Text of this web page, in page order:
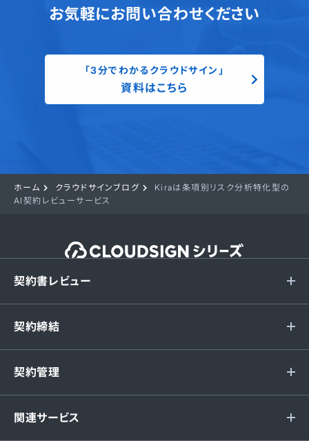
お気軽にお問い合わせください
「3分でわかるクラウドサイン」
資料はこちら
ホーム クラウドサインブログ
Kiraは条項別リスク分析特化型の
AI契約レビューサービス
契約書レビュー
契約締結
契約管理
関連サービス